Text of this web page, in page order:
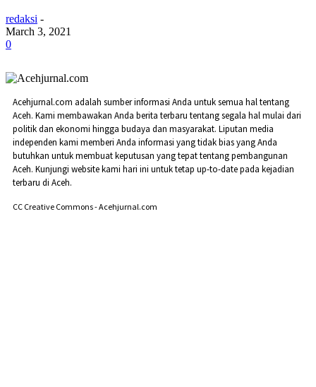
redaksi -
March 3, 2021
0
Acehjurnal.com adalah sumber informasi Anda untuk semua hal tentang
Aceh. Kami membawakan Anda berita terbaru tentang segala hal mulai dari
politik dan ekonomi hingga budaya dan masyarakat. Liputan media
independen kami memberi Anda informasi yang tidak bias yang Anda
butuhkan untuk membuat keputusan yang tepat tentang pembangunan
Aceh. Kunjungi website kami hari ini untuk tetap up-to-date pada kejadian
terbaru di Aceh.
CC Creative Commons - Acehjurnal.com